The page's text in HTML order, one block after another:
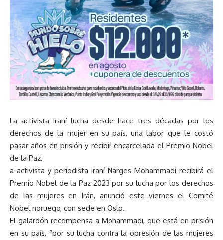
La activista iraní lucha desde hace tres décadas por los
derechos de la mujer en su país, una labor que le costó
pasar años en prisión y recibir encarcelada el Premio Nobel
de la Paz.
a activista y periodista iraní Narges Mohammadi recibirá el
Premio Nobel de la Paz 2023 por su lucha por los derechos
de las mujeres en Irán, anunció este viernes el Comité
Nobel noruego, con sede en Oslo.
El galardón recompensa a Mohammadi, que está en prisión
en su país, “por su lucha contra la opresión de las mujeres